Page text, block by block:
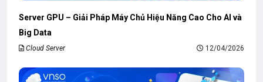
Server GPU – Giải Pháp Máy Chủ Hiệu Năng Cao Cho AI và
Big Data
Cloud Server 12/04/2026